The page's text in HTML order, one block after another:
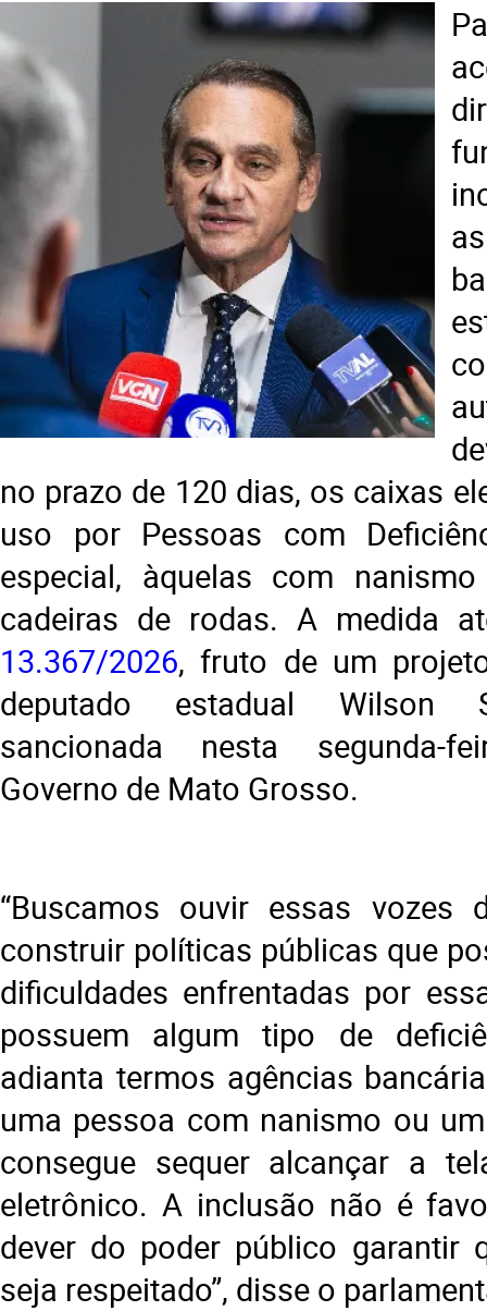
no prazo de 120 dias, os caixas
uso por Pessoas com
especial, àquelas com
cadeiras de rodas. A medida
13.367/2026, fruto de um
deputado estadual Wilson
sancionada nesta segunda-
Governo de Mato Grosso.
“Buscamos ouvir essas vozes
construir políticas públicas que
dificuldades enfrentadas por
possuem algum tipo de
adianta termos agências
uma pessoa com nanismo ou
consegue sequer alcançar a
eletrônico. A inclusão não é
dever do poder público garantir
seja respeitado”, disse o